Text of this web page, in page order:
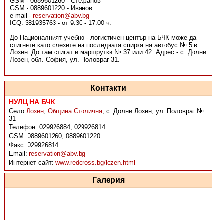
GSM - 0889601220 - Иванов
e-mail - reservation@abv.bg
ICQ: 381935763 - от 9.30 - 17.00 ч.
До Националният учебно - логистичен център на БЧК може да
стигнете като слезете на последната спирка на автобус № 5 в
Лозен. До там стигат и маршрутки № 37 или 42. Адрес - с. Долни
Лозен, обл. София, ул. Половраг 31.
Контакти
НУЛЦ НА БЧК
СелоЛозен,Община Столична,с. Долни Лозен, ул. Половраг №
31
Телефон:029926884, 029926814
GSM:0889601260, 0889601220
Факс:029926814
Email:reservation@abv.bg
Интернет сайт:www.redcross.bg/lozen.html
Галерия